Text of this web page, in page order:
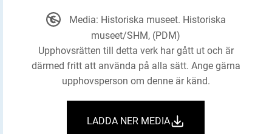
Media: Historiska museet. Historiska
museet/SHM, (PDM)
Upphovsrätten till detta verk har gått ut och är
därmed fritt att använda på alla sätt. Ange gärna
upphovsperson om denne är känd.
LADDA NER MEDIA